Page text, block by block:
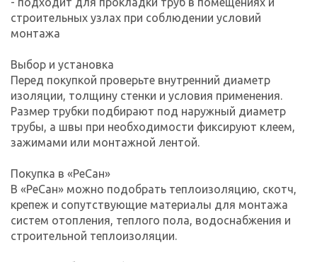
строительных узлах при соблюдении условий
монтажа
Выбор и установка
Перед покупкой проверьте внутренний диаметр
изоляции, толщину стенки и условия применения.
Размер трубки подбирают под наружный диаметр
трубы, а швы при необходимости фиксируют клеем,
зажимами или монтажной лентой.
Покупка в «РеСан»
В «РеСан» можно подобрать теплоизоляцию, скотч,
крепеж и сопутствующие материалы для монтажа
систем отопления, теплого пола, водоснабжения и
строительной теплоизоляции.